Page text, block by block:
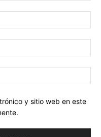
y sitio web en este